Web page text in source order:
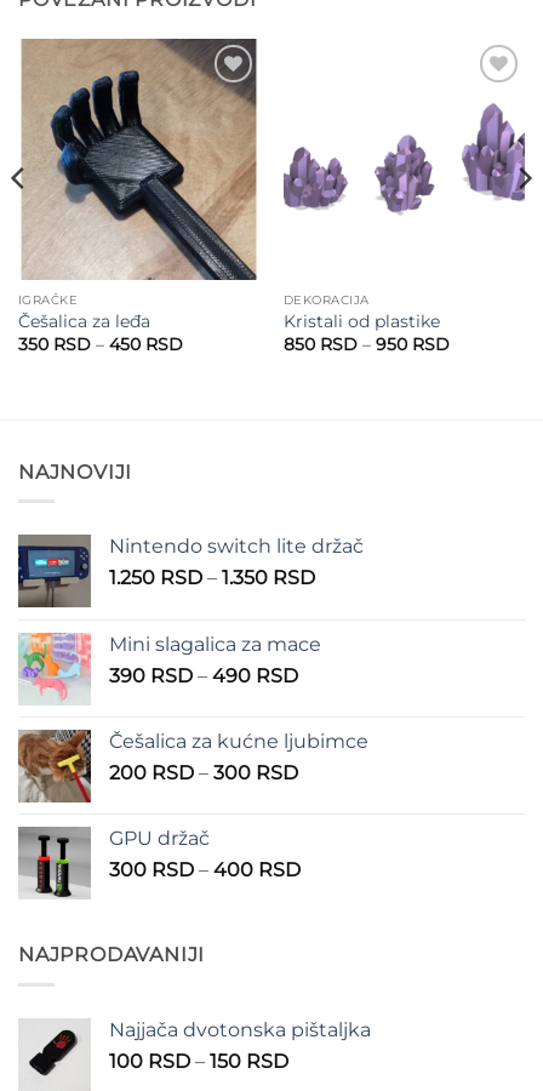
Add to
wishlist
IGRAČKE
Češalica za leđa
350 RSD – 450 RSDRaspon
Add to
wishlist
DEKORACIJA
Kristali od plastike
850 RSD – 950 RSDRaspon
NAJNOVIJI
Nintendo switch lite držač
1.250 RSD – 1.350 RSDRaspon
1.250 RSD
Mini slagalica za mace
390 RSD – 490 RSDRaspon
390 RSD
do
Češalica za kućne ljubimce
200 RSD – 300 RSDRaspon
do
GPU držač
300 RSD – 400 RSDRaspon
NAJPRODAVANIJI
Najjača dvotonska pištaljka
100 RSD – 150 RSDRaspon